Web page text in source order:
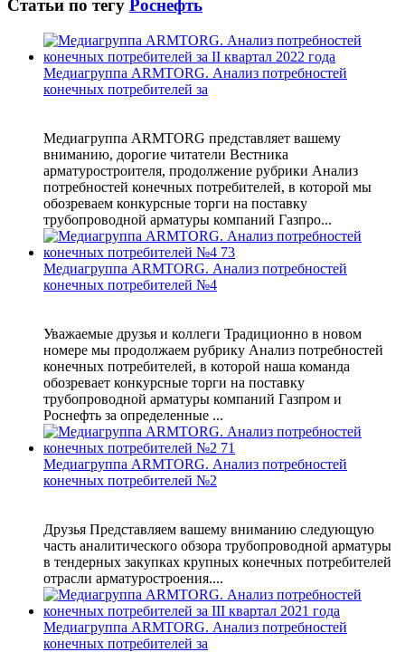
Статьи по тегу Роснефть
Медиагруппа ARMTORG. Анализ потребностей
конечных потребителей за
Медиагруппа ARMTORG представляет вашему
вниманию, дорогие читатели Вестника
арматуростроителя, продолжение рубрики Анализ
потребностей конечных потребителей, в которой мы
обозреваем конкурсные торги на поставку
трубопроводной арматуры компаний Газпро...
Медиагруппа ARMTORG. Анализ потребностей
конечных потребителей №4
Уважаемые друзья и коллеги Традиционно в новом
номере мы продолжаем рубрику Анализ потребностей
конечных потребителей, в которой наша команда
обозревает конкурсные торги на поставку
трубопроводной арматуры компаний Газпром и
Роснефть за определенные ...
Медиагруппа ARMTORG. Анализ потребностей
конечных потребителей №2
Друзья Представляем вашему вниманию следующую
часть аналитического обзора трубопроводной арматуры
в тендерных закупках крупных конечных потребителей
отрасли арматуростроения....
Медиагруппа ARMTORG. Анализ потребностей
конечных потребителей за